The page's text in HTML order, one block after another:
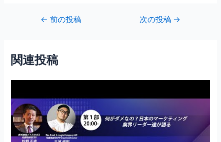
o
o
itt
er
ai
l
ビ
ゲ
ョ
ン
← 前の投稿 次の投稿 →
関連投稿